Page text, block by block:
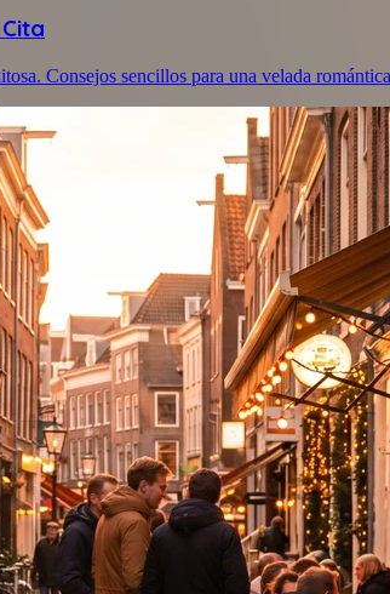
Consejos sencillos para una velada